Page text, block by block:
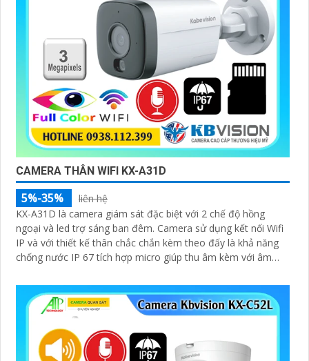
CAMERA THÂN WIFI KX-A31D
5%-35%
liên hệ
KX-A31D là camera giám sát đặc biệt với 2 chế độ hồng
ngoại và led trợ sáng ban đêm. Camera sử dụng kết nối Wifi
IP và với thiết kế thân chắc chắn kèm theo đấy là khả năng
chống nước IP 67 tích hợp micro giúp thu âm kèm với âm